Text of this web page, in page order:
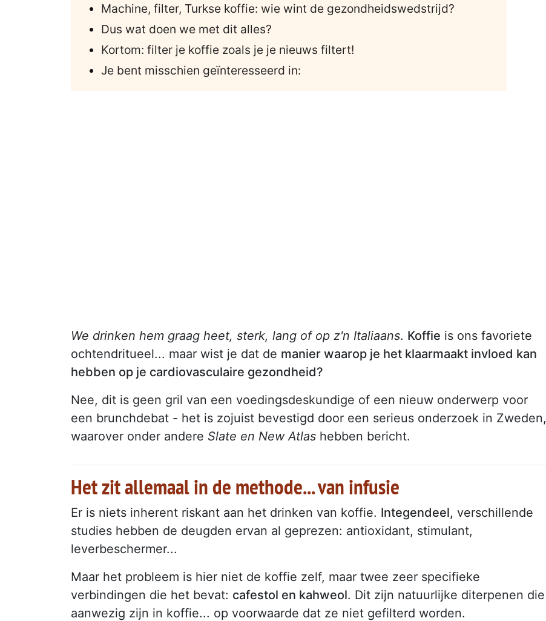
Machine, filter, Turkse koffie: wie wint de gezondheidswedstrijd?
Dus wat doen we met dit alles?
Kortom: filter je koffie zoals je je nieuws filtert!
Je bent misschien geïnteresseerd in:
We drinken hem graag heet, sterk, lang of op z'n Italiaans. Koffie is ons favoriete
ochtendritueel... maar wist je dat de manier waarop je het klaarmaakt invloed kan
hebben op je cardiovasculaire gezondheid?
Nee, dit is geen gril van een voedingsdeskundige of een nieuw onderwerp voor
een brunchdebat - het is zojuist bevestigd door een serieus onderzoek in Zweden,
waarover onder andere Slate en New Atlas hebben bericht.
Het zit allemaal in de methode... van infusie
Er is niets inherent riskant aan het drinken van koffie. Integendeel, verschillende
studies hebben de deugden ervan al geprezen: antioxidant, stimulant,
leverbeschermer...
Maar het probleem is hier niet de koffie zelf, maar twee zeer specifieke
verbindingen die het bevat: cafestol en kahweol. Dit zijn natuurlijke diterpenen die
aanwezig zijn in koffie... op voorwaarde dat ze niet gefilterd worden.